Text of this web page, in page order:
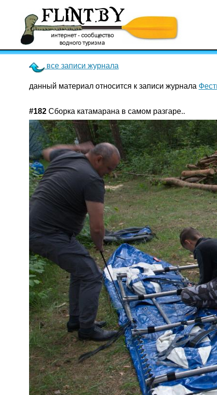
все записи журнала
данный материал относится к записи журнала
#182 Сборка катамарана в самом разгаре..